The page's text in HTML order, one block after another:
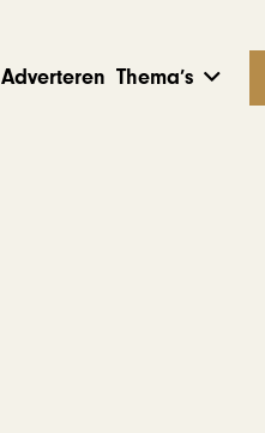
Adverteren Thema’s